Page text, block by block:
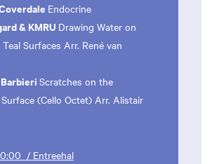
Endocrine
& KMRU Drawing Water on
Surfaces Arr. René van
Scratches on the
Surface (Cello Octet) Arr. Alistair
/ Entreehal